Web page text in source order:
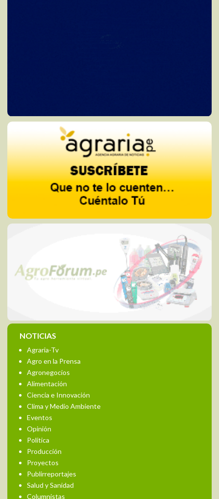
NOTICIAS
Agraria-Tv
Agro en la Prensa
Agronegocios
Alimentación
Ciencia e Innovación
Clima y Medio Ambiente
Eventos
Opinión
Política
Producción
Proyectos
Publirreportajes
Salud y Sanidad
Columnistas